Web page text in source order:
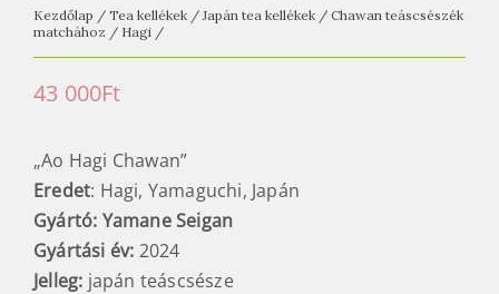
Kezdőlap / Tea kellékek / Japán tea kellékek / Chawan teáscsészék
matchához / Hagi /
43 000Ft
„Ao Hagi Chawan”
Eredet: Hagi, Yamaguchi, Japán
Gyártó: Yamane Seigan
Gyártási év: 2024
Jelleg: japán teáscsésze